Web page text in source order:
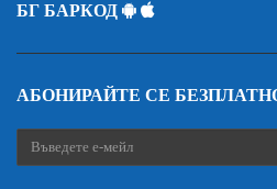
БГ БАРКОД
АБОНИРАЙТЕ СЕ